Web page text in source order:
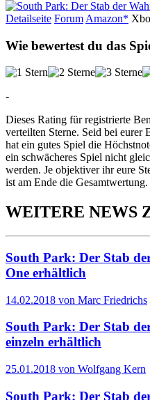
Detailseite Forum Amazon*
Wie bewertest du das
-
Dieses Rating für registrierte
verteilten Sterne. Seid bei eurer
hat ein gutes Spiel die
ein schwächeres Spiel nicht
werden. Je objektiver ihr eure
ist am Ende die Gesamtwertung.
WEITERE NEWS
South Park: Der Stab
One erhältlich
14.02.2018 von Marc Friedrichs
South Park: Der Stab
einzeln erhältlich
25.01.2018 von Wolfgang Kern
South Park: Der Stab